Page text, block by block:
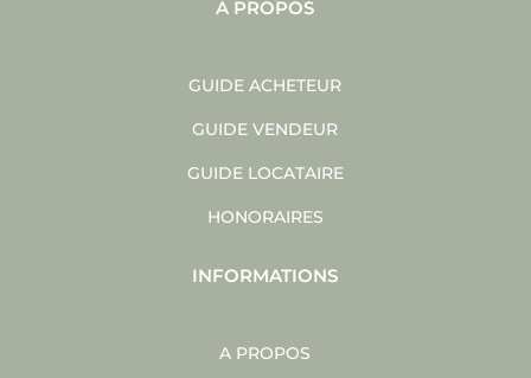
A PROPOS
GUIDE ACHETEUR
GUIDE VENDEUR
GUIDE LOCATAIRE
HONORAIRES
INFORMATIONS
A PROPOS